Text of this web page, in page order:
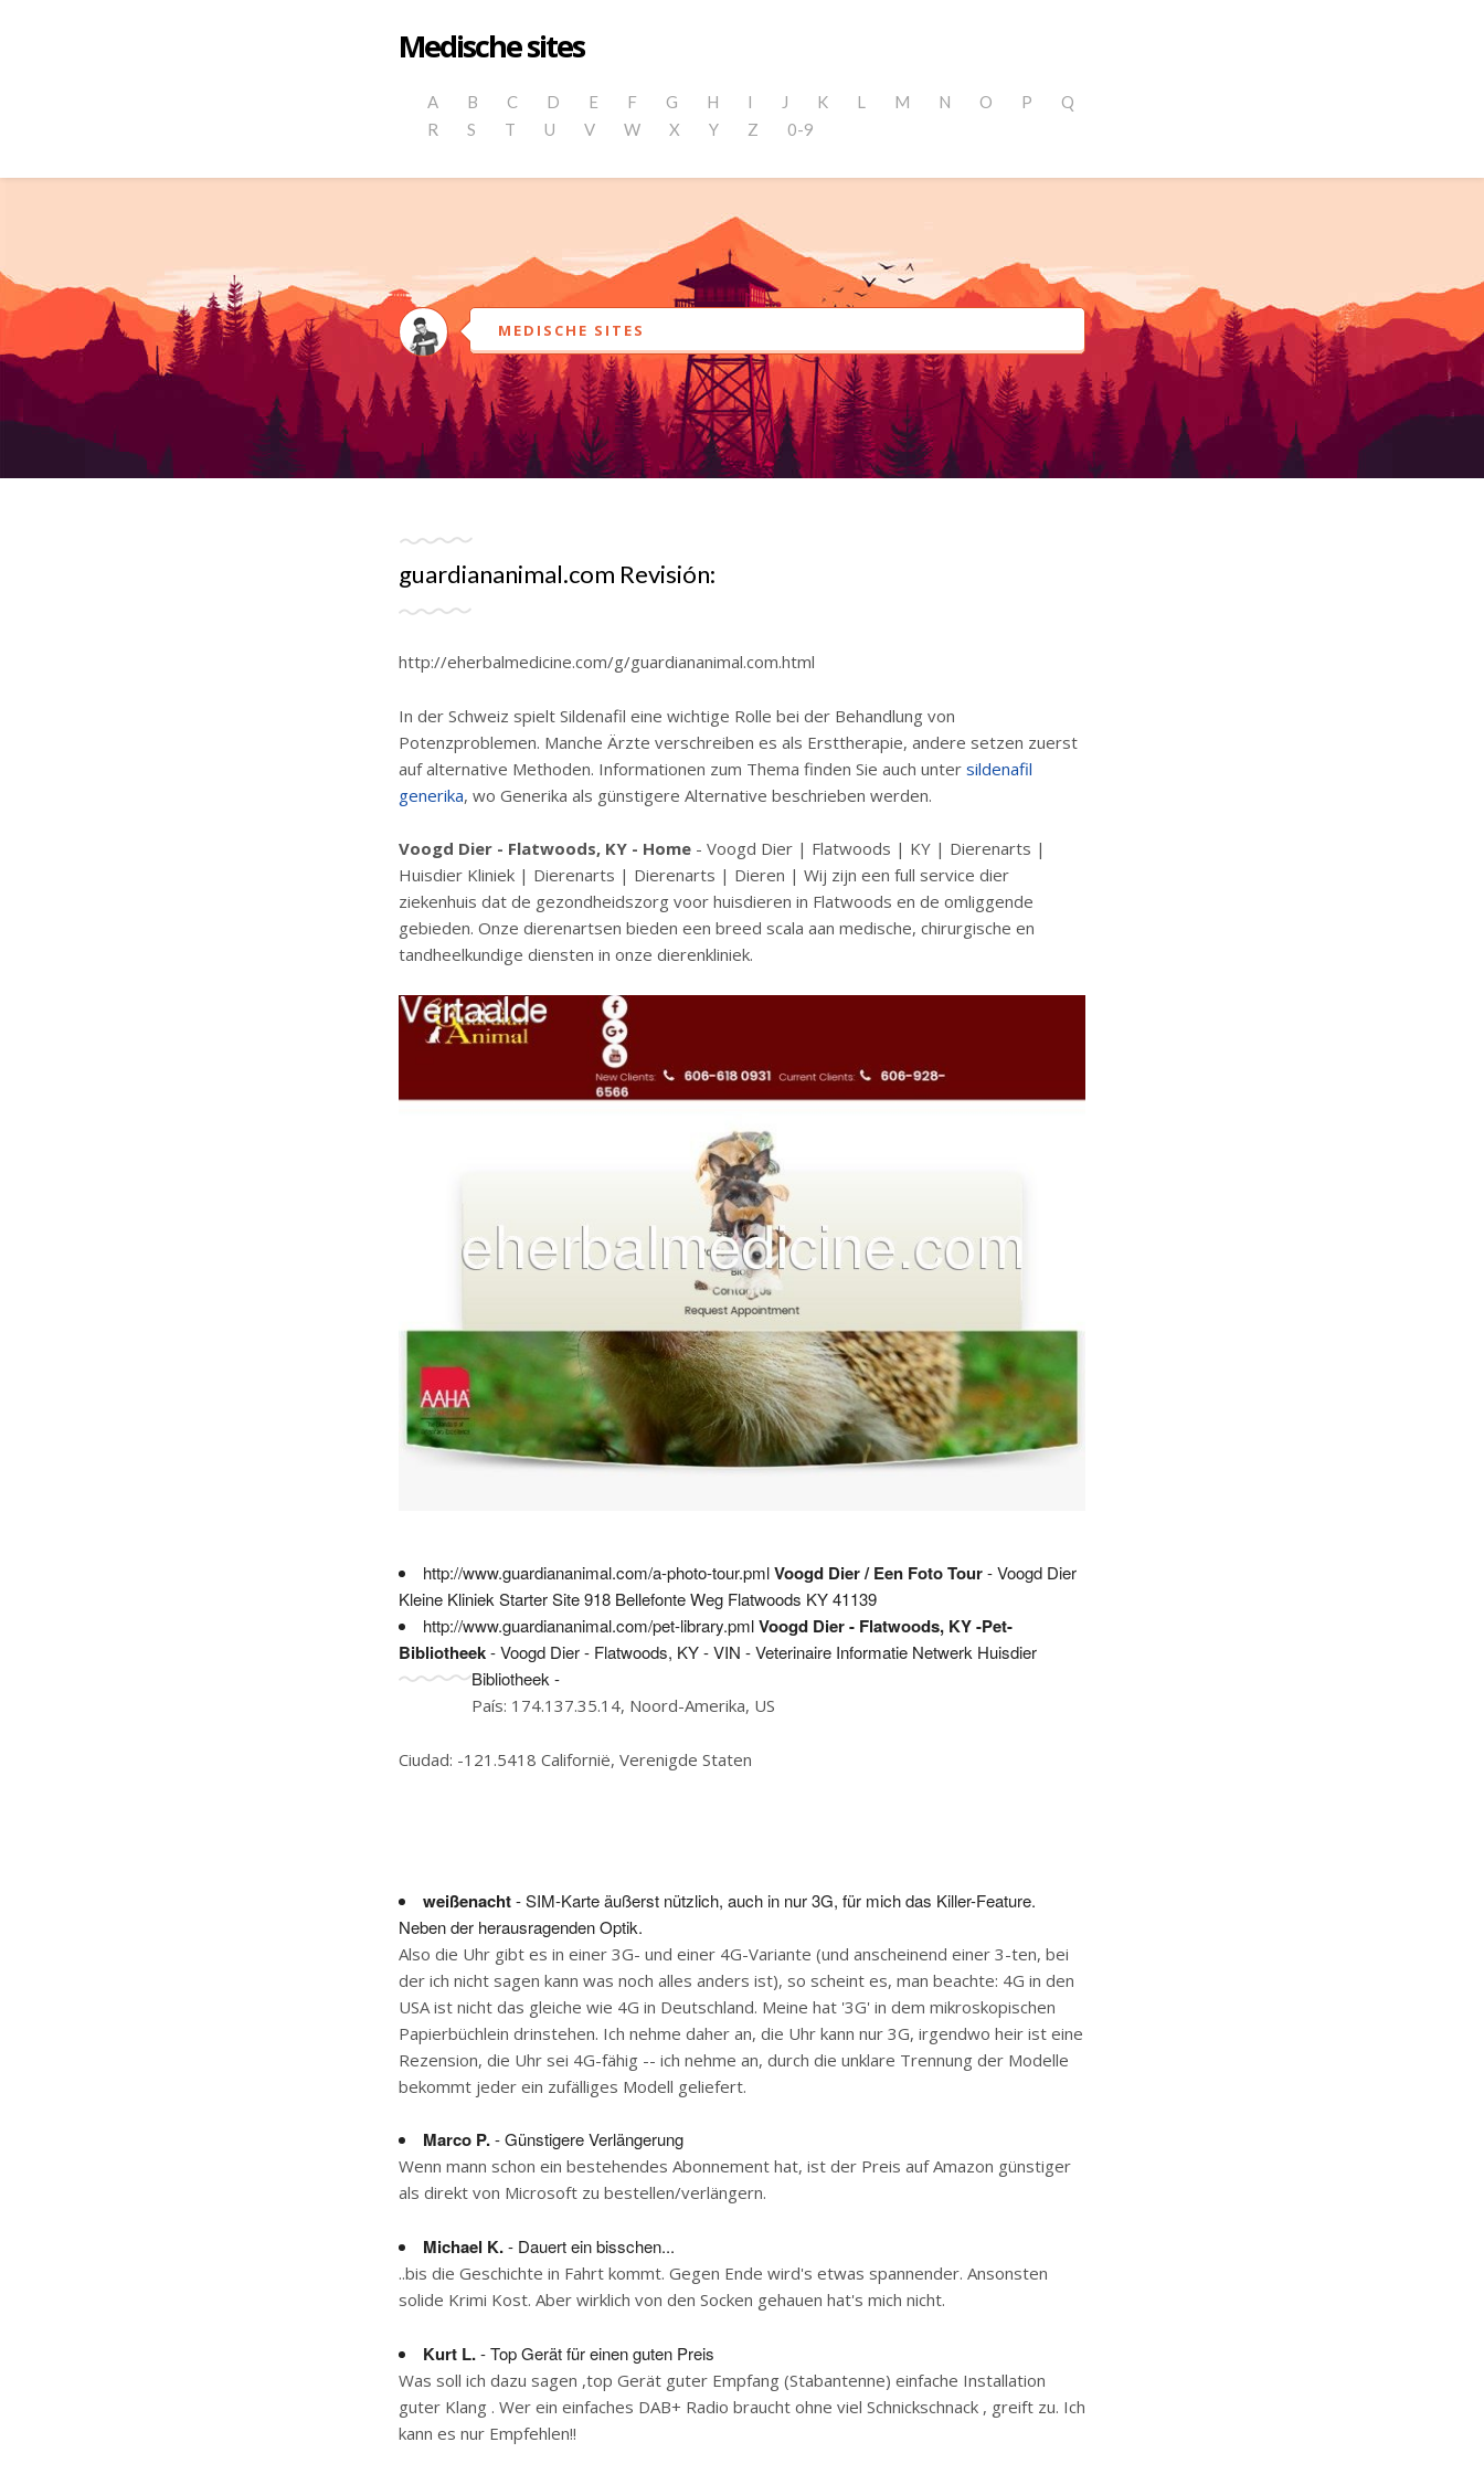
Medische sites
A B C D E F G H I J K L M N O P
Q
R
S T U V W X Y Z 0-9
MEDISCHE SITES
guardiananimal.com Revisión:
http://eherbalmedicine.com/g/guardiananimal.com.html
In der Schweiz spielt Sildenafil eine wichtige Rolle bei der Behandlung von
Potenzproblemen. Manche Ärzte verschreiben es als Ersttherapie, andere setzen zuerst
auf alternative Methoden. Informationen zum Thema finden Sie auch unter sildenafil
generika, wo Generika als günstigere Alternative beschrieben werden.
Voogd Dier - Flatwoods, KY - Home - Voogd Dier | Flatwoods | KY | Dierenarts |
Huisdier Kliniek | Dierenarts | Dierenarts | Dieren | Wij zijn een full service dier
ziekenhuis dat de gezondheidszorg voor huisdieren in Flatwoods en de omliggende
gebieden. Onze dierenartsen bieden een breed scala aan medische, chirurgische en
tandheelkundige diensten in onze dierenkliniek.
http://www.guardiananimal.com/a-photo-tour.pmlVoogd Dier / Een Foto Tour- Voogd Dier
Kleine Kliniek Starter Site 918 Bellefonte Weg Flatwoods KY 41139
http://www.guardiananimal.com/pet-library.pmlVoogd Dier - Flatwoods, KY -Pet-
Bibliotheek- Voogd Dier - Flatwoods, KY - VIN - Veterinaire Informatie Netwerk Huisdier
Bibliotheek -
País: 174.137.35.14, Noord-Amerika, US
Ciudad: -121.5418 Californië, Verenigde Staten
weißenacht- SIM-Karte äußerst nützlich, auch in nur 3G, für mich das Killer-Feature.
Neben der herausragenden Optik.
Also die Uhr gibt es in einer 3G- und einer 4G-Variante (und anscheinend einer 3-ten, bei
der ich nicht sagen kann was noch alles anders ist), so scheint es, man beachte: 4G in den
USA ist nicht das gleiche wie 4G in Deutschland. Meine hat '3G' in dem mikroskopischen
Papierbüchlein drinstehen. Ich nehme daher an, die Uhr kann nur 3G, irgendwo heir ist eine
Rezension, die Uhr sei 4G-fähig -- ich nehme an, durch die unklare Trennung der Modelle
bekommt jeder ein zufälliges Modell geliefert.
Marco P.- Günstigere Verlängerung
Wenn mann schon ein bestehendes Abonnement hat, ist der Preis auf Amazon günstiger
als direkt von Microsoft zu bestellen/verlängern.
Michael K.- Dauert ein bisschen...
..bis die Geschichte in Fahrt kommt. Gegen Ende wird's etwas spannender. Ansonsten
solide Krimi Kost. Aber wirklich von den Socken gehauen hat's mich nicht.
Kurt L.- Top Gerät für einen guten Preis
Was soll ich dazu sagen ,top Gerät guter Empfang (Stabantenne) einfache Installation
guter Klang . Wer ein einfaches DAB+ Radio braucht ohne viel Schnickschnack , greift zu. Ich
kann es nur Empfehlen!!